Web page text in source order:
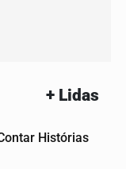
+ Lidas
Histórias